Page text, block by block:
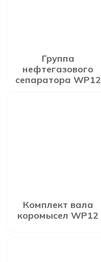
Группа
нефтегазового
сепаратора WP12
Комплект вала
коромысел WP12